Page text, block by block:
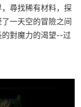
尋找稀有材料，探
一天空的冒險之间
對魔力的渴望--过